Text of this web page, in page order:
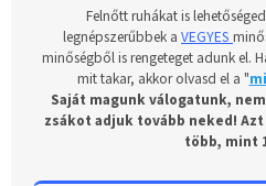
Felnőtt ruhákat is
legnépszerűbbek a VEGYES
minőségből is rengeteget adunk el.
mit takar, akkor olvasd el a "
Saját magunk válogatunk,
zsákot adjuk tovább neked!
több, mint